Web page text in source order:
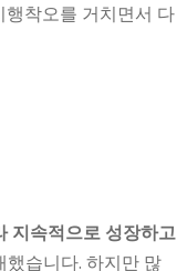
착오를 거치면서 다
지속적으로 성장하고
습니다. 하지만 많